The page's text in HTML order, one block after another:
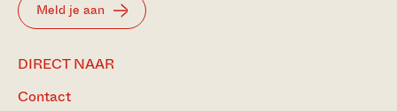
Meld je aan
DIRECT NAAR
Contact